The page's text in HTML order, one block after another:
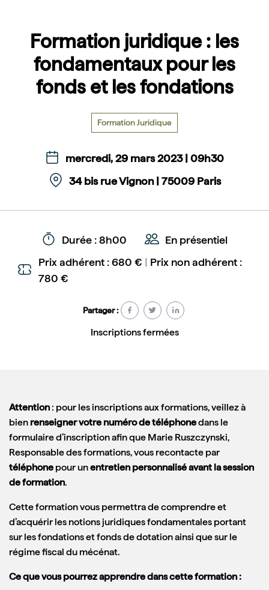
Formation juridique : les
fondamentaux pour les
fonds et les fondations
Formation Juridique
mercredi, 29 mars 2023 | 09h30
34 bis rue Vignon | 75009 Paris
Durée : 8h00
En présentiel
Prix adhérent : 680 € | Prix non adhérent :
780 €
Partager :
Inscriptions fermées
Attention: pour les inscriptions aux formations, veillez à
bien renseigner votre numéro de téléphonedans le
formulaire d’inscription afin que Marie Ruszczynski,
Responsable des formations, vous recontacte par
téléphone pour unentretien personnalisé avant la session
de formation.
Cette formation vous permettra de comprendre et
d’acquérir les notions juridiques fondamentales portant
sur les fondations et fonds de dotation ainsi que sur le
régime fiscal du mécénat.
Ce que vous pourrez apprendre dans cette formation :